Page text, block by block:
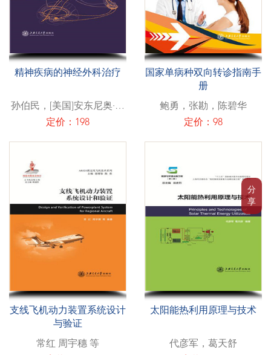
分
享
精神疾病的神经外科治疗
孙伯民，[美国]安东尼奥·德
塞勒斯
定价：198
国家单病种双向转诊指南手
册
鲍勇，张勘，陈碧华
定价：98
支线飞机动力装置系统设计
与验证
常红 周宇穗 等
太阳能热利用原理与技术
代彦军，葛天舒